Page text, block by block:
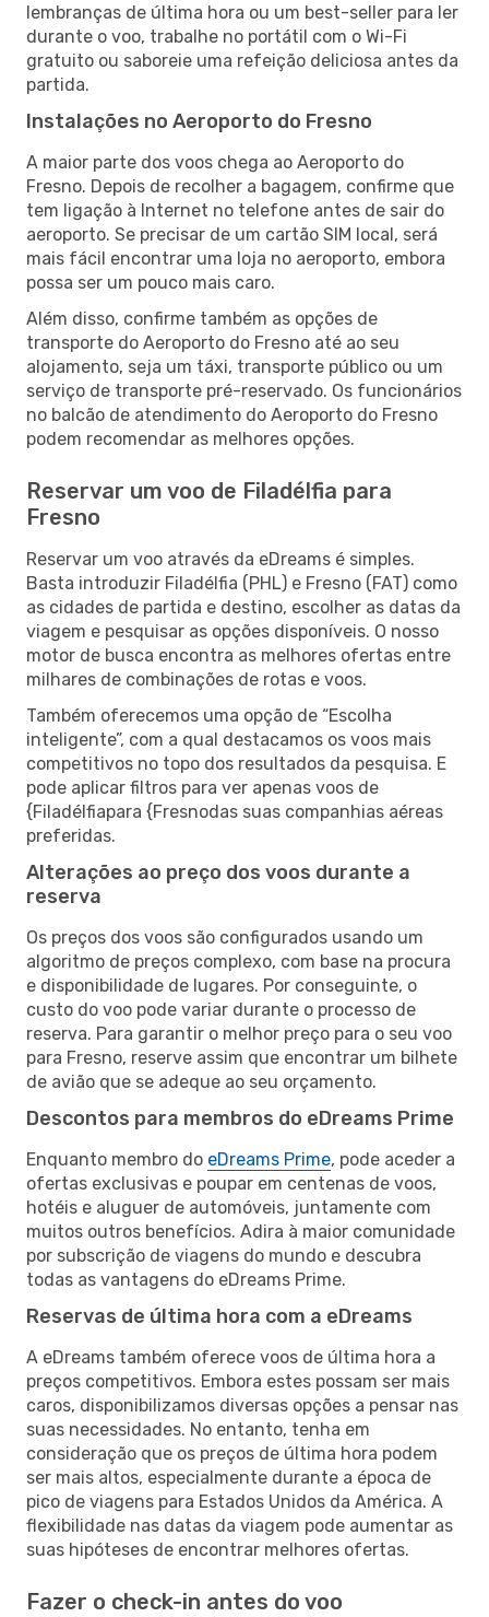
lembranças de última hora ou um best-seller para ler
durante o voo, trabalhe no portátil com o Wi-Fi
gratuito ou saboreie uma refeição deliciosa antes da
partida.
Instalações no Aeroporto do Fresno
A maior parte dos voos chega ao Aeroporto do
Fresno. Depois de recolher a bagagem, confirme que
tem ligação à Internet no telefone antes de sair do
aeroporto. Se precisar de um cartão SIM local, será
mais fácil encontrar uma loja no aeroporto, embora
possa ser um pouco mais caro.
Além disso, confirme também as opções de
transporte do Aeroporto do Fresno até ao seu
alojamento, seja um táxi, transporte público ou um
serviço de transporte pré-reservado. Os funcionários
no balcão de atendimento do Aeroporto do Fresno
podem recomendar as melhores opções.
Reservar um voo de Filadélfia para
Fresno
Reservar um voo através da eDreams é simples.
Basta introduzir Filadélfia (PHL) e Fresno (FAT) como
as cidades de partida e destino, escolher as datas da
viagem e pesquisar as opções disponíveis. O nosso
motor de busca encontra as melhores ofertas entre
milhares de combinações de rotas e voos.
Também oferecemos uma opção de “Escolha
inteligente”, com a qual destacamos os voos mais
competitivos no topo dos resultados da pesquisa. E
pode aplicar filtros para ver apenas voos de
{Filadélfiapara {Fresnodas suas companhias aéreas
preferidas.
Alterações ao preço dos voos durante a
reserva
Os preços dos voos são configurados usando um
algoritmo de preços complexo, com base na procura
e disponibilidade de lugares. Por conseguinte, o
custo do voo pode variar durante o processo de
reserva. Para garantir o melhor preço para o seu voo
para Fresno, reserve assim que encontrar um bilhete
de avião que se adeque ao seu orçamento.
Descontos para membros do eDreams Prime
Enquanto membro do eDreams Prime, pode aceder a
ofertas exclusivas e poupar em centenas de voos,
hotéis e aluguer de automóveis, juntamente com
muitos outros benefícios. Adira à maior comunidade
por subscrição de viagens do mundo e descubra
todas as vantagens do eDreams Prime.
Reservas de última hora com a eDreams
A eDreams também oferece voos de última hora a
preços competitivos. Embora estes possam ser mais
caros, disponibilizamos diversas opções a pensar nas
suas necessidades. No entanto, tenha em
consideração que os preços de última hora podem
ser mais altos, especialmente durante a época de
pico de viagens para Estados Unidos da América. A
flexibilidade nas datas da viagem pode aumentar as
suas hipóteses de encontrar melhores ofertas.
Fazer o check-in antes do voo